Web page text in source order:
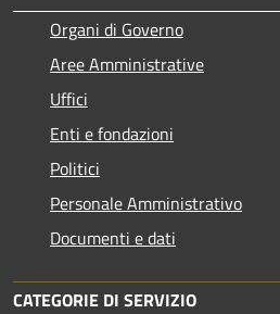
Organi di Governo
Aree Amministrative
Uffici
Enti e fondazioni
Politici
Personale Amministrativo
Documenti e dati
CATEGORIE DI SERVIZIO